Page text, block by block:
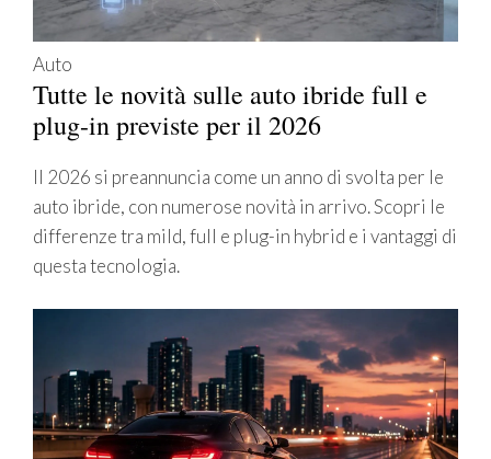
Auto
Tutte le novità sulle auto ibride full e
plug-in previste per il 2026
Il 2026 si preannuncia come un anno di svolta per le
auto ibride, con numerose novità in arrivo. Scopri le
differenze tra mild, full e plug-in hybrid e i vantaggi di
questa tecnologia.